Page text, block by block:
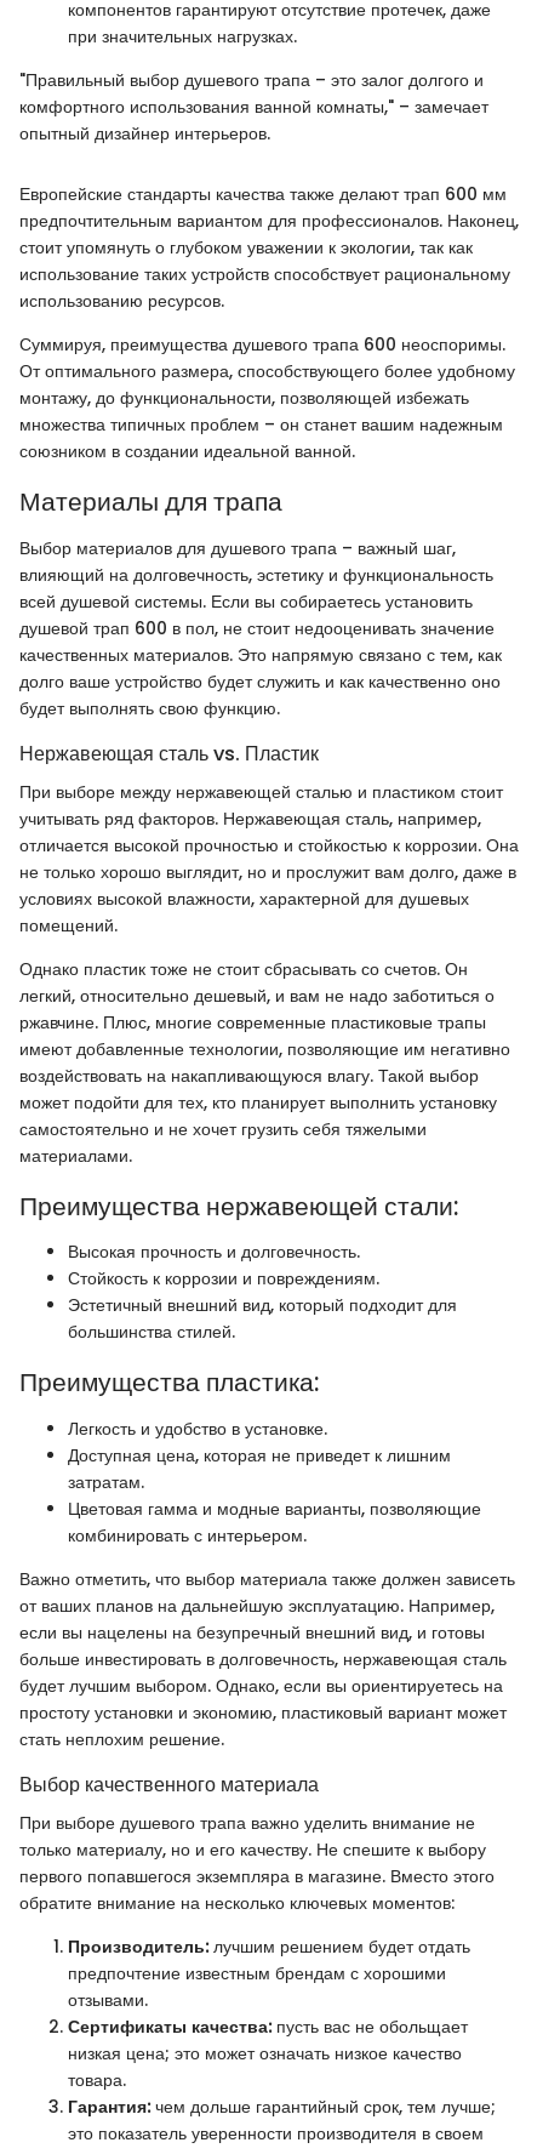
компонентов гарантируют отсутствие протечек, даже
при значительных нагрузках.
"Правильный выбор душевого трапа – это залог долгого и
комфортного использования ванной комнаты," – замечает
опытный дизайнер интерьеров.
Европейские стандарты качества также делают трап 600 мм
предпочтительным вариантом для профессионалов. Наконец,
стоит упомянуть о глубоком уважении к экологии, так как
использование таких устройств способствует рациональному
использованию ресурсов.
Суммируя, преимущества душевого трапа 600 неоспоримы.
От оптимального размера, способствующего более удобному
монтажу, до функциональности, позволяющей избежать
множества типичных проблем – он станет вашим надежным
союзником в создании идеальной ванной.
Материалы для трапа
Выбор материалов для душевого трапа – важный шаг,
влияющий на долговечность, эстетику и функциональность
всей душевой системы. Если вы собираетесь установить
душевой трап 600 в пол, не стоит недооценивать значение
качественных материалов. Это напрямую связано с тем, как
долго ваше устройство будет служить и как качественно оно
будет выполнять свою функцию.
Нержавеющая сталь vs. Пластик
При выборе между нержавеющей сталью и пластиком стоит
учитывать ряд факторов. Нержавеющая сталь, например,
отличается высокой прочностью и стойкостью к коррозии. Она
не только хорошо выглядит, но и прослужит вам долго, даже в
условиях высокой влажности, характерной для душевых
помещений.
Однако пластик тоже не стоит сбрасывать со счетов. Он
легкий, относительно дешевый, и вам не надо заботиться о
ржавчине. Плюс, многие современные пластиковые трапы
имеют добавленные технологии, позволяющие им негативно
воздействовать на накапливающуюся влагу. Такой выбор
может подойти для тех, кто планирует выполнить установку
самостоятельно и не хочет грузить себя тяжелыми
материалами.
Преимущества нержавеющей стали:
Высокая прочность и долговечность.
Стойкость к коррозии и повреждениям.
Эстетичный внешний вид, который подходит для
большинства стилей.
Преимущества пластика:
Легкость и удобство в установке.
Доступная цена, которая не приведет к лишним
затратам.
Цветовая гамма и модные варианты, позволяющие
комбинировать с интерьером.
Важно отметить, что выбор материала также должен зависеть
от ваших планов на дальнейшую эксплуатацию. Например,
если вы нацелены на безупречный внешний вид, и готовы
больше инвестировать в долговечность, нержавеющая сталь
будет лучшим выбором. Однако, если вы ориентируетесь на
простоту установки и экономию, пластиковый вариант может
стать неплохим решение.
Выбор качественного материала
При выборе душевого трапа важно уделить внимание не
только материалу, но и его качеству. Не спешите к выбору
первого попавшегося экземпляра в магазине. Вместо этого
обратите внимание на несколько ключевых моментов:
Производитель:лучшим решением будет отдать
предпочтение известным брендам с хорошими
отзывами.
Сертификаты качества:пусть вас не обольщает
низкая цена; это может означать низкое качество
товара.
Гарантия:чем дольше гарантийный срок, тем лучше;
это показатель уверенности производителя в своем